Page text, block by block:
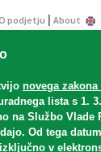
novega zakona
lista s 1.
na Službo Vlade
. Od tega
v
podjetju | About
javnega
Splošni pogoji
o varstvu osebnih
podatkov